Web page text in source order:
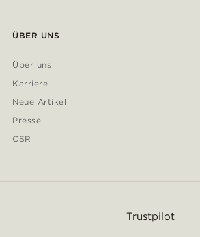
ÜBER UNS
Über uns
Karriere
Neue Artikel
Presse
CSR
Trustpilot